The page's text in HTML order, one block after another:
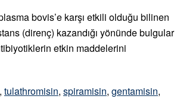
bovis’e karşı etkili olduğu bilinen
(direnç) kazandığı yönünde bulgular
etkin maddelerini
, tulathromisin, spiramisin, gentamisin,